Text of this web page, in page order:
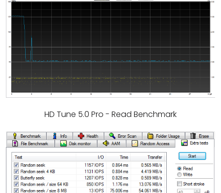
HD Tune 5.0 Pro - Read Benchmark